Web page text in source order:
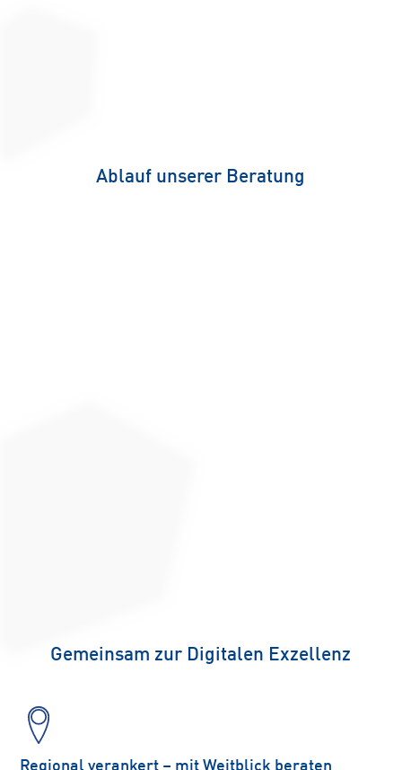
Ablauf unserer Beratung
Gemeinsam zur Digitalen Exzellenz